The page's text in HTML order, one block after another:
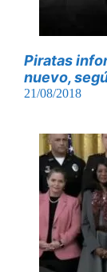
Piratas
nuevo,
21/08/2018